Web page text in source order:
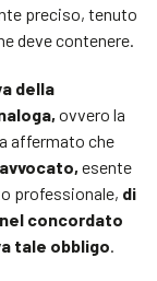
preciso, tenuto
deve contenere.
della
ovvero la
affermato che
esente
professionale, di
concordato
tale obbligo.